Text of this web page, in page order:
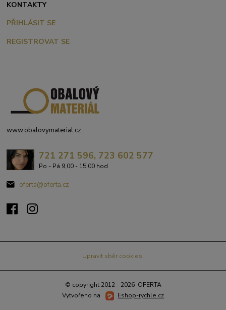
KONTAKTY
PŘIHLÁSIT SE
REGISTROVAT SE
www.obalovymaterial.cz
721 271 596, 723 602 577
Po - Pá 9,00 - 15,00 hod
oferta@oferta.cz
Upravit sběr cookies.
© copyright 2012 - 2026 OFERTA
Vytvořeno na
Eshop-rychle.cz